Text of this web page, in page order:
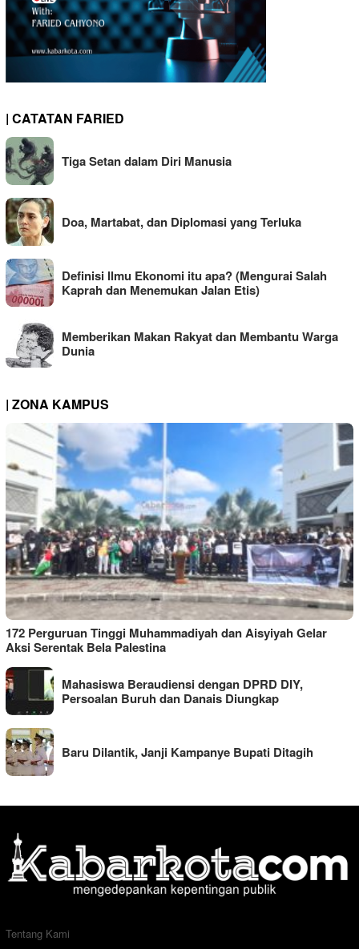
| CATATAN FARIED
Tiga Setan dalam Diri Manusia
Doa, Martabat, dan Diplomasi yang Terluka
Definisi Ilmu Ekonomi itu apa? (Mengurai Salah
Kaprah dan Menemukan Jalan Etis)
Memberikan Makan Rakyat dan Membantu Warga
Dunia
| ZONA KAMPUS
172 Perguruan Tinggi Muhammadiyah dan Aisyiyah Gelar
Aksi Serentak Bela Palestina
Mahasiswa Beraudiensi dengan DPRD DIY,
Persoalan Buruh dan Danais Diungkap
Baru Dilantik, Janji Kampanye Bupati Ditagih
Tentang Kami